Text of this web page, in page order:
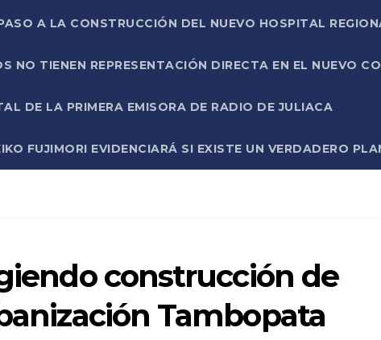
A LA CONSTRUCCIÓN DEL NUEVO HOSPITAL
NO TIENEN REPRESENTACIÓN DIRECTA EN EL NUEVO
DE LA PRIMERA EMISORA DE RADIO DE JULIACA
FUJIMORI EVIDENCIARÁ SI EXISTE UN VERDADERO
construcción de
Tambopata